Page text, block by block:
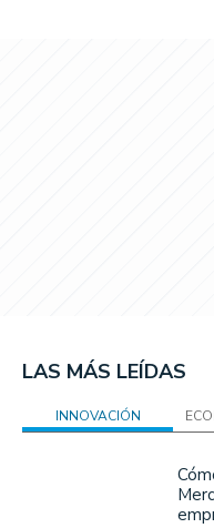
LAS MÁS LEÍDAS
INNOVACIÓN